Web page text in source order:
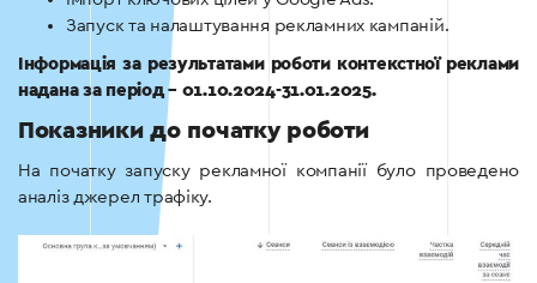
Запуск та налаштування рекламних кампаній.
Інформація за результатами роботи контекстної реклами
надана за період – 01.10.2024-31.01.2025.
Показники до початку роботи
На початку запуску рекламної компанії було проведено
аналіз джерел трафіку.